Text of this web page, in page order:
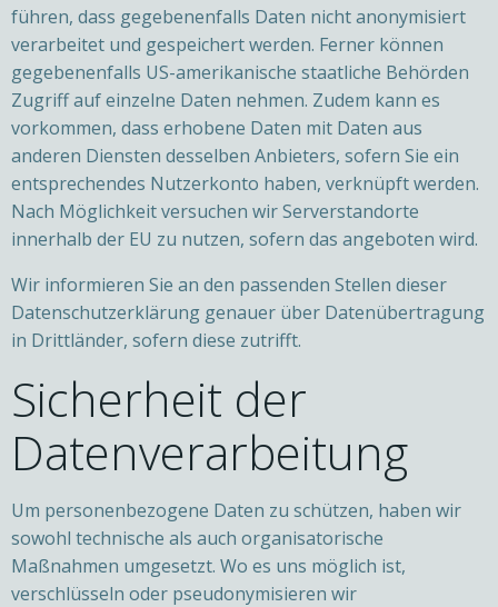
führen, dass gegebenenfalls Daten nicht anonymisiert
verarbeitet und gespeichert werden. Ferner können
gegebenenfalls US-amerikanische staatliche Behörden
Zugriff auf einzelne Daten nehmen. Zudem kann es
vorkommen, dass erhobene Daten mit Daten aus
anderen Diensten desselben Anbieters, sofern Sie ein
entsprechendes Nutzerkonto haben, verknüpft werden.
Nach Möglichkeit versuchen wir Serverstandorte
innerhalb der EU zu nutzen, sofern das angeboten wird.
Wir informieren Sie an den passenden Stellen dieser
Datenschutzerklärung genauer über Datenübertragung
in Drittländer, sofern diese zutrifft.
Sicherheit der
Datenverarbeitung
Um personenbezogene Daten zu schützen, haben wir
sowohl technische als auch organisatorische
Maßnahmen umgesetzt. Wo es uns möglich ist,
verschlüsseln oder pseudonymisieren wir